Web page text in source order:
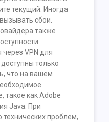
текущий. Иногда
сбои.
также
VPN для
только
что на вашем
такое как Adobe
Java. При
технических проблем,